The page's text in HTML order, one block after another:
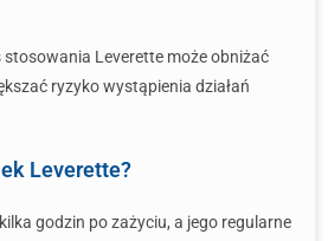
stosowania Leverette może obniżać
ryzyko wystąpienia działań
Leverette?
godzin po zażyciu, a jego regularne